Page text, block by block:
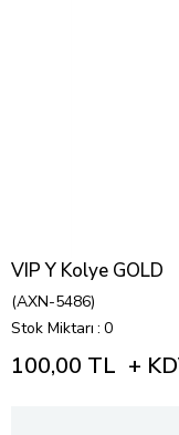
VIP Y Kolye GOLD
(AXN-5486)
Stok Miktarı : 0
100,00 TL +